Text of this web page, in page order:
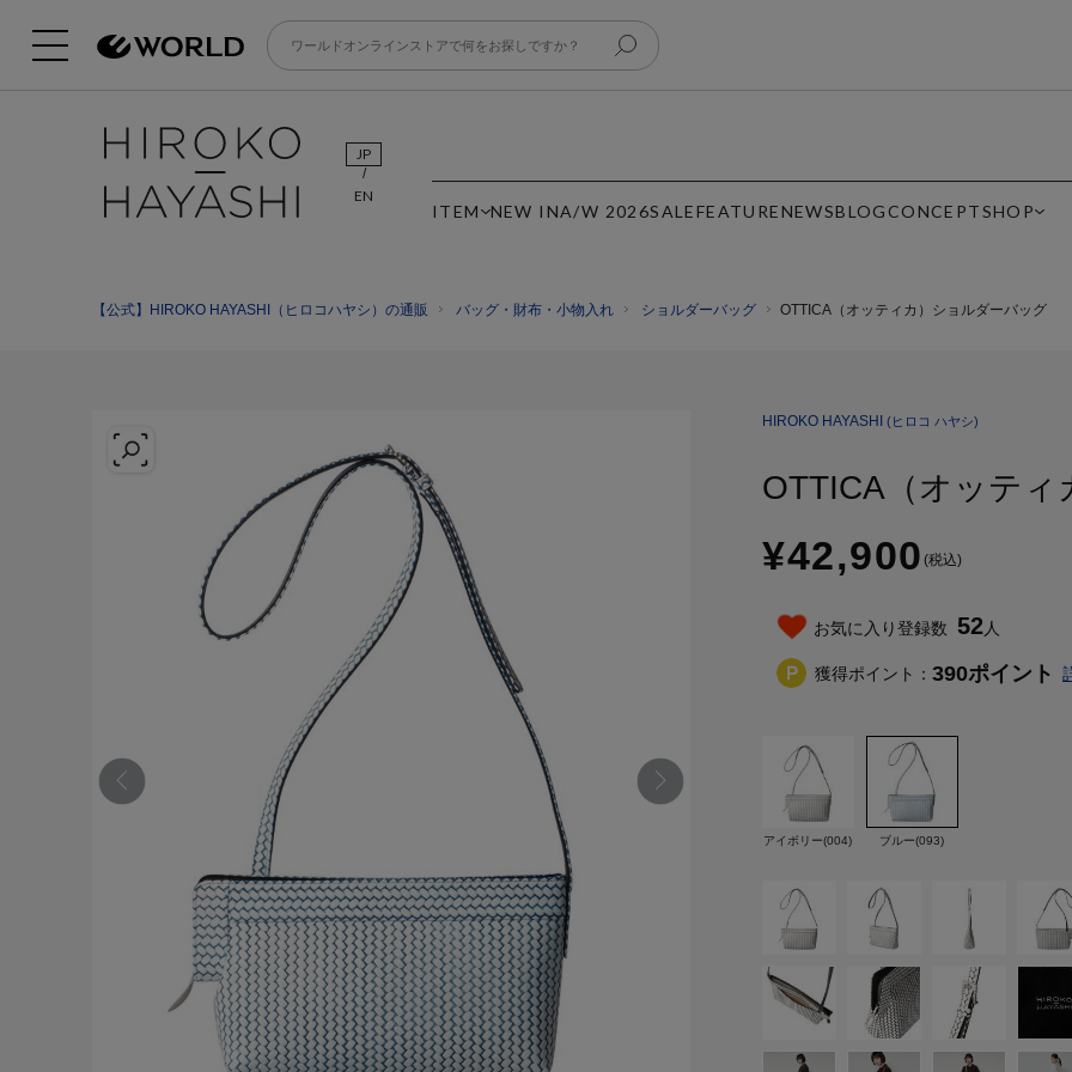
JP
EN
ITEM NEW INA/W 2026SALEFEATURENEWSBLOG CONCEPTSHOP
【公式】HIROKO HAYASHI（ヒロコハヤシ）の通販 バッグ・財布・小物入れ ショルダーバッグ OTTICA（オッティカ）ショルダーバッグ
HIROKO HAYASHI (ヒロコ ハヤシ)
OTTICA（オッテ
¥42,900 (税込)
お気に入り登録数 52人
獲得ポイント： 390ポイント
アイボリー(004) ブルー(093)